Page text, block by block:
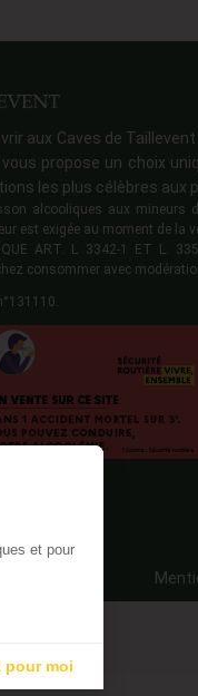
aux Caves de
propose un choix
les plus célèbres aux
alcooliques aux mineurs
est exigée au moment de la
ART. L 3342-1 ET L.
consommer avec
et pour
pour moi